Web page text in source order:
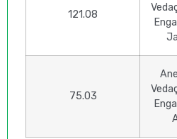
121.08
75.03